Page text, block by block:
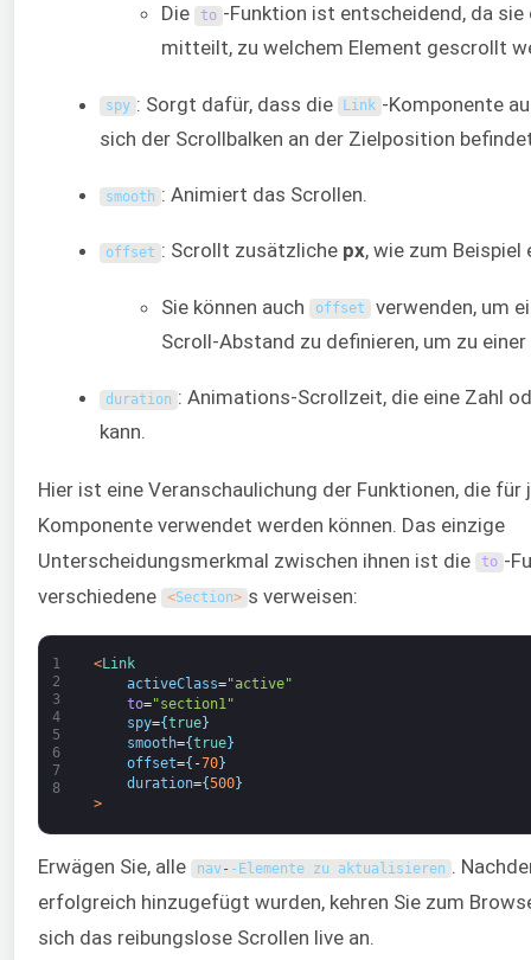
Die to -Funktion ist entscheidend, da sie
mitteilt, zu welchem Element gescrollt
spy : Sorgt dafür, dass die Link -Komponente
sich der Scrollbalken an der Zielposition
smooth : Animiert das Scrollen.
offset : Scrollt zusätzliche px, wie zum Beispiel
Sie können auch offset verwenden, um
Scroll-Abstand zu definieren, um zu
duration : Animations-Scrollzeit, die eine Zahl
kann.
Hier ist eine Veranschaulichung der Funktionen, die für
Komponente verwendet werden können. Das einzige
Unterscheidungsmerkmal zwischen ihnen ist die
to -
verschiedene
<Section> s verweisen:
1
2
3
4
5
6
7
8
<Link
activeClass="active"
to="section1"
spy={true}
smooth={true}
offset={ -70}
duration={500}
>
Erwägen Sie, alle nav- -Elemente zu aktualisieren .
erfolgreich hinzugefügt wurden, kehren Sie zum
sich das reibungslose Scrollen live an.